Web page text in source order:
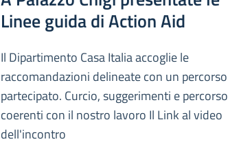
Linee guida di Action Aid
Il Dipartimento Casa Italia accoglie le
raccomandazioni delineate con un percorso
partecipato. Curcio, suggerimenti e percorso
coerenti con il nostro lavoro Il Link al video
dell'incontro